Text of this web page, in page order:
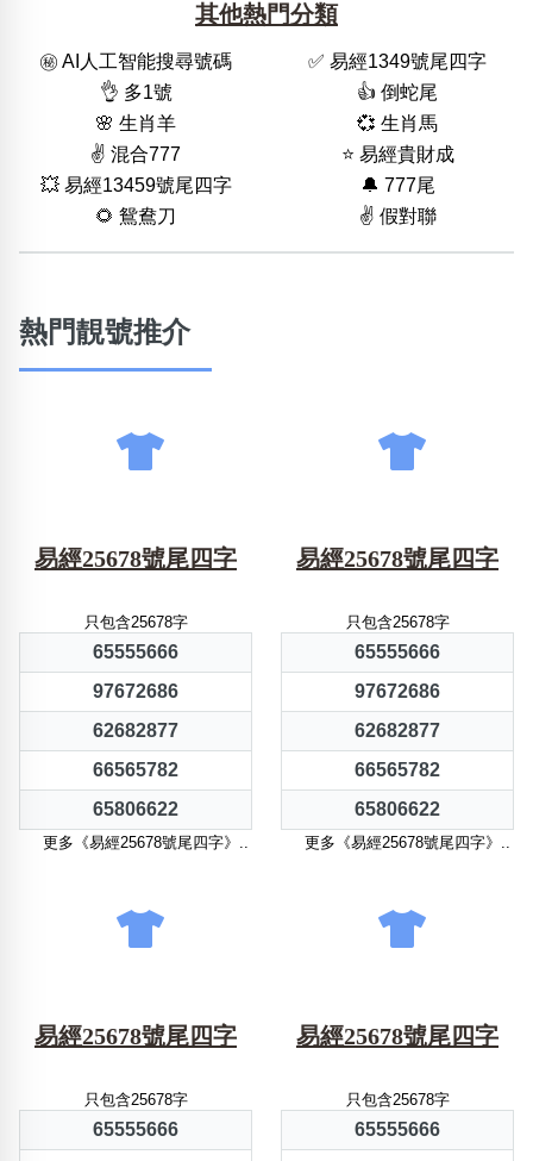
其他熱門分類
㊙️ AI人工智能搜尋號碼
✅ 易經1349號尾四字
👌 多1號
👍 倒蛇尾
🌸 生肖羊
💞 生肖馬
✌️ 混合777
⭐️ 易經貴財成
💥 易經13459號尾四字
🔔 777尾
🌻 鴛鴦刀
✌️ 假對聯
熱門靚號推介
易經25678號尾四字
只包含25678字
65555666
97672686
62682877
66565782
65806622
更多《易經25678號尾四字》..
易經25678號尾四字
只包含25678字
65555666
97672686
62682877
66565782
65806622
更多《易經25678號尾四字》..
易經25678號尾四字
只包含25678字
65555666
易經25678號尾四字
只包含25678字
65555666